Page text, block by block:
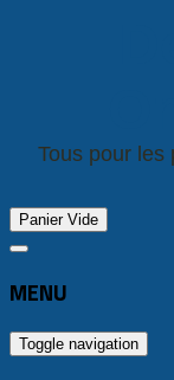
Tous pour les
Panier Vide
MENU
Toggle navigation